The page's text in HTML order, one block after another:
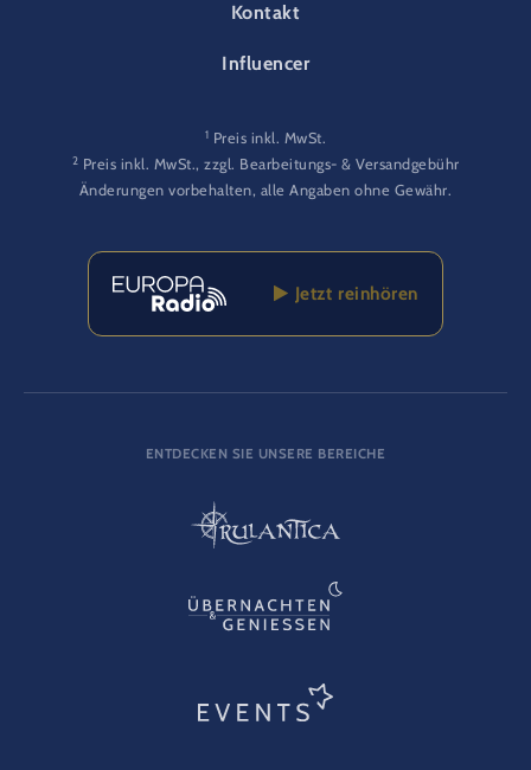
Kontakt
Influencer
1 Preis inkl. MwSt.
2 Preis inkl. MwSt., zzgl. Bearbeitungs- & Versandgebühr
Änderungen vorbehalten, alle Angaben ohne Gewähr.
Jetzt reinhören
ENTDECKEN SIE UNSERE BEREICHE